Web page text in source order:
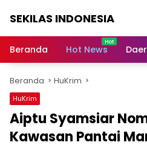
SEKILAS INDONESIA
Terkini,
Latest
World,
Headlines,
News
Today
Beranda Hot News
Beranda HuKrim
HuKrim
Aiptu Syamsiar
Kawasan Pantai